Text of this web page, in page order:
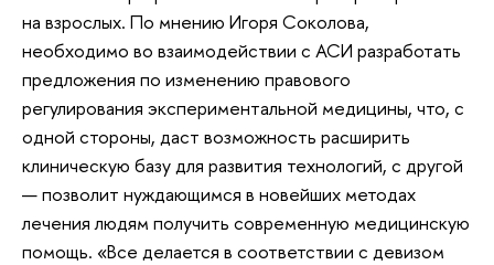
на взрослых. По мнению Игоря Соколова,
необходимо во взаимодействии с АСИ разработать
предложения по изменению правового
регулирования экспериментальной медицины, что, с
одной стороны, даст возможность расширить
клиническую базу для развития технологий, с другой
— позволит нуждающимся в новейших методах
лечения людям получить современную медицинскую
помощь. «Все делается в соответствии с девизом